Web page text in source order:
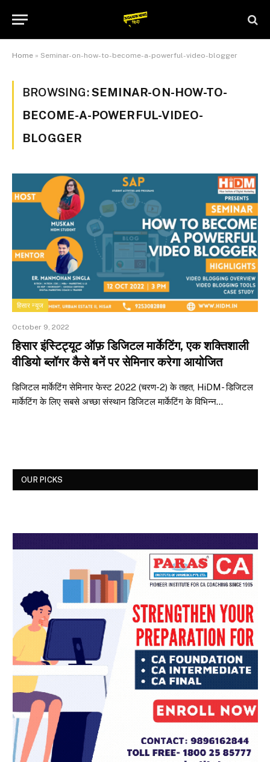
Home » Seminar-on-how-to-become-a-powerful-video-blogger
BROWSING:SEMINAR-ON-HOW-TO-
BECOME-A-POWERFUL-VIDEO-
BLOGGER
हिसार न्यूज
October 9, 2022
हिसार इंस्टिट्यूट ऑफ़ डिजिटल मार्केटिंग, एक शक्तिशाली
वीडियो ब्लॉगर कैसे बनें पर सेमिनार करेगा आयोजित
डिजिटल मार्केटिंग सेमिनार फेस्ट 2022 (चरण-2) के तहत, HiDM- डिजिटल
मार्केटिंग के लिए सबसे अच्छा संस्थान डिजिटल मार्केटिंग के विभिन्न…
OUR PICKS